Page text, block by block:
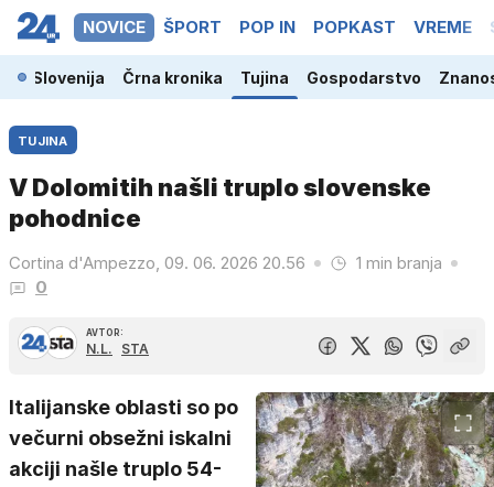
NOVICE ŠPORT POP IN POPKAST VREME
Slovenija Črna kronika Tujina Gospodarstvo
TUJINA
V Dolomitih našli truplo slovenske
pohodnice
Cortina d'Ampezzo, 09. 06. 2026 20.56
1 min branja
0
AVTOR:
N.L. STA
Italijanske oblasti so po
večurni obsežni iskalni
akciji našle truplo 54-